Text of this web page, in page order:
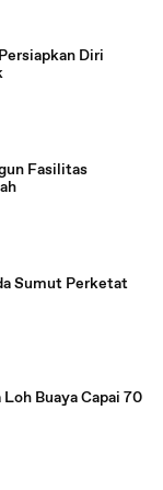
Diri
Fasilitas
Sumut Perketat
Buaya Capai 70